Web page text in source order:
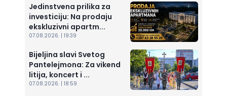
Jedinstvena prilika za
investiciju: Na prodaju
ekskluzivni apartm...
07.08.2026. | 19:39
Bijeljina slavi Svetog
Pantelejmona: Za vikend
litija, koncert i ...
07.08.2026. | 18:59